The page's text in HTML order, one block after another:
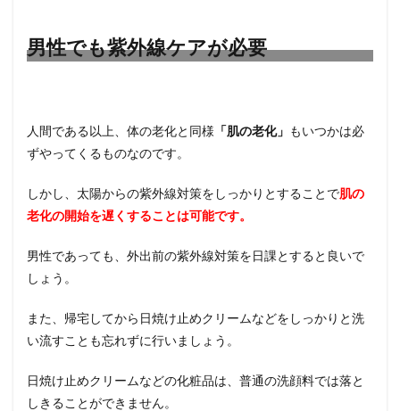
男性でも紫外線ケアが必要
人間である以上、体の老化と同様 「肌の老化」 もいつかは必
ずやってくるものなのです。
しかし、太陽からの紫外線対策をしっかりとすることで肌の
老化の開始を遅くすることは可能です。
男性であっても、外出前の紫外線対策を日課とすると良いで
しょう。
また、帰宅してから日焼け止めクリームなどをしっかりと洗
い流すことも忘れずに行いましょう。
日焼け止めクリームなどの化粧品は、普通の洗顔料では落と
しきることができません。